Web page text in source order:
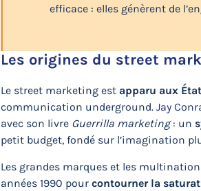
efficace : elles génèrent de
Les origines du street
Le street marketing est apparu aux
communication underground. Jay
avec son livre Guerrilla marketing: un
petit budget, fondé sur l’imagination
Les grandes marques et les
années 1990 pour contourner la